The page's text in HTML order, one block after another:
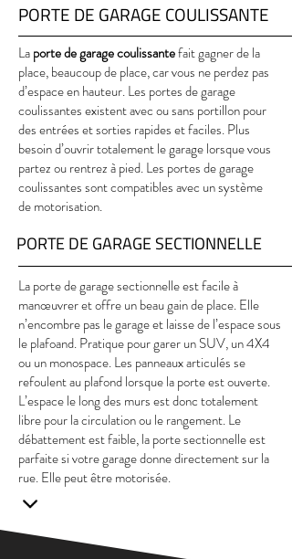
PORTE DE GARAGE COULISSANTE
Laporte de garage coulissantefait gagner de la
place, beaucoup de place, car vous ne perdez pas
d’espace en hauteur. Les portes de garage
coulissantes existent avec ou sans portillon pour
des entrées et sorties rapides et faciles. Plus
besoin d’ouvrir totalement le garage lorsque vous
partez ou rentrez à pied. Les portes de garage
coulissantes sont compatibles avec un système
de motorisation.
PORTE DE GARAGE SECTIONNELLE
La porte de garage sectionnelle est facile à
manœuvrer et offre un beau gain de place. Elle
n’encombre pas le garage et laisse de l’espace sous
le plafoand. Pratique pour garer un SUV, un 4X4
ou un monospace. Les panneaux articulés se
refoulent au plafond lorsque la porte est ouverte.
L’espace le long des murs est donc totalement
libre pour la circulation ou le rangement. Le
débattement est faible, la porte sectionnelle est
parfaite si votre garage donne directement sur la
rue. Elle peut être motorisée.